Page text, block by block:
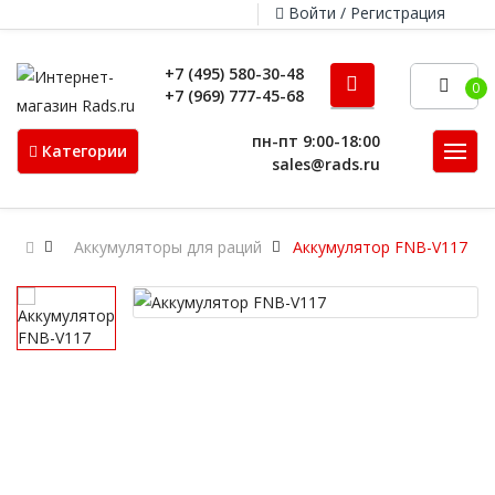
Войти / Регистрация
+7 (495) 580-30-48
+7 (969) 777-45-68
0
Категории
пн-пт 9:00-18:00
sales@rads.ru
Аккумуляторы для раций Аккумулятор FNB-V117